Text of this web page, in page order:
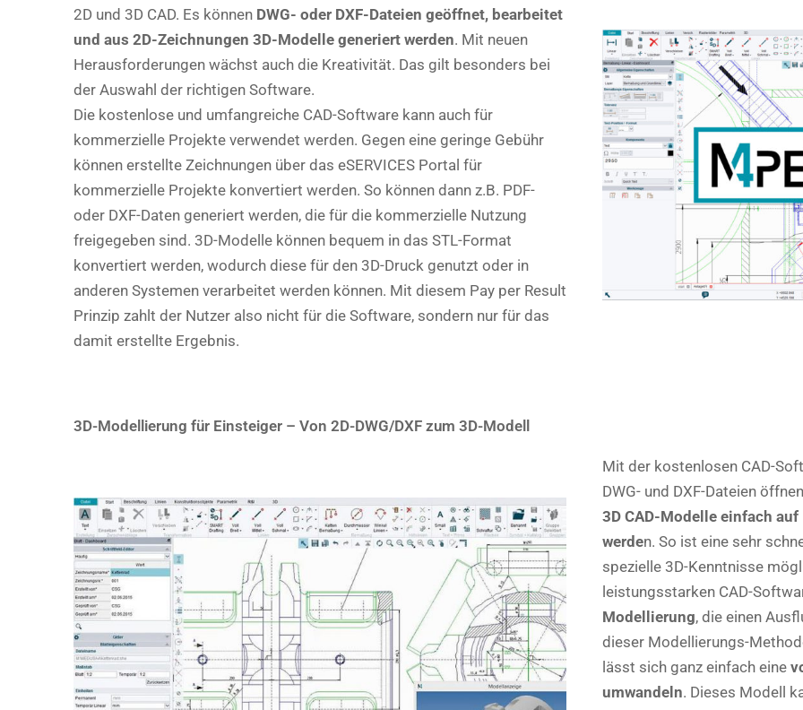
2D und 3D CAD. Es können DWG- oder DXF-Dateien geöffnet, bearbeitet
und aus 2D-Zeichnungen 3D-Modelle generiert werden. Mit neuen
Herausforderungen wächst auch die Kreativität. Das gilt besonders bei
der Auswahl der richtigen Software.
Die kostenlose und umfangreiche CAD-Software kann auch für
kommerzielle Projekte verwendet werden. Gegen eine geringe Gebühr
können erstellte Zeichnungen über das eSERVICES Portal für
kommerzielle Projekte konvertiert werden. So können dann z.B. PDF-
oder DXF-Daten generiert werden, die für die kommerzielle Nutzung
freigegeben sind. 3D-Modelle können bequem in das STL-Format
konvertiert werden, wodurch diese für den 3D-Druck genutzt oder in
anderen Systemen verarbeitet werden können. Mit diesem Pay per Result
Prinzip zahlt der Nutzer also nicht für die Software, sondern nur für das
damit erstellte Ergebnis.
3D-Modellierung für Einsteiger – Von 2D-DWG/DXF zum 3D-Modell
Mit der kostenlosen CAD-
DWG- und DXF-Dateien
3D CAD-Modelle einfach
werden. So ist eine sehr
spezielle 3D-Kenntnisse
leistungsstarken CAD-
Modellierung, die einen
dieser Modellierungs-
lässt sich ganz einfach eine
umwandeln. Dieses Modell